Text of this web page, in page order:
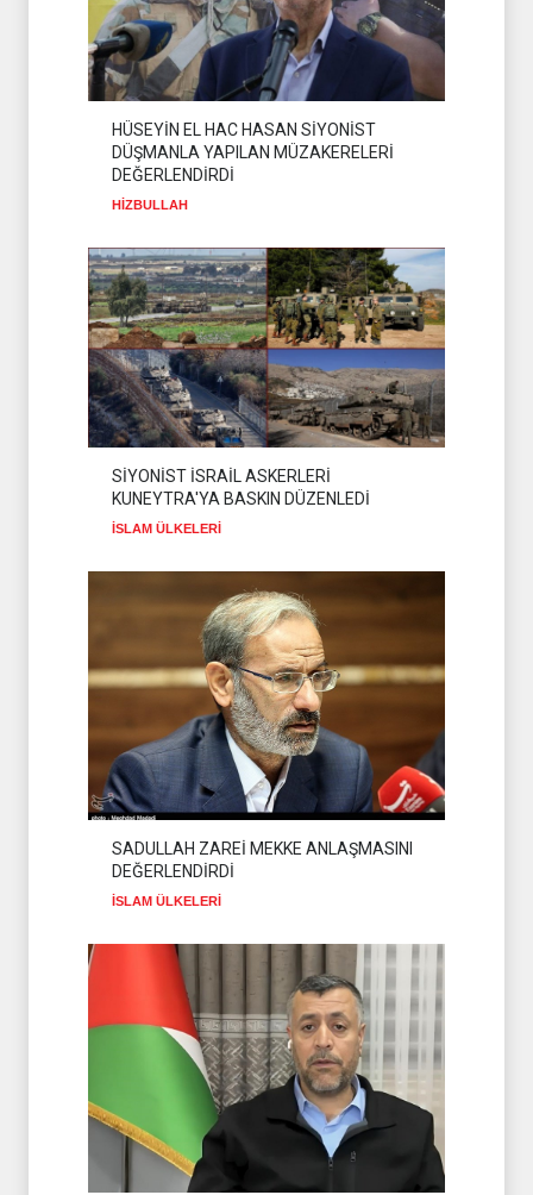
MOSSAD'DA İRAN DEPREMİ
SİYONİST REJİM 07 Ağustos 2026
PEZEŞKİYAN'DAN HALİL EL
HAYYE'YE TEBRİK
HÜSEYİN EL HAC HASAN SİYONİST
DÜŞMANLA YAPILAN MÜZAKERELERİ
DEĞERLENDİRDİ
HİZBULLAH
SİYONİST İSRAİL ASKERLERİ
KUNEYTRA'YA BASKIN DÜZENLEDİ
İSLAM ÜLKELERİ
SADULLAH ZAREİ MEKKE ANLAŞMASINI
DEĞERLENDİRDİ
İSLAM ÜLKELERİ